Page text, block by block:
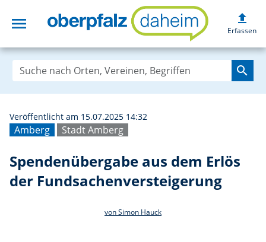
menu upload
Erfassen
search
Amberg Stadt Amberg
Veröffentlicht am 15.07.2025 14:32
Spendenübergabe aus dem Erlös
der Fundsachenversteigerung
von Simon Hauck